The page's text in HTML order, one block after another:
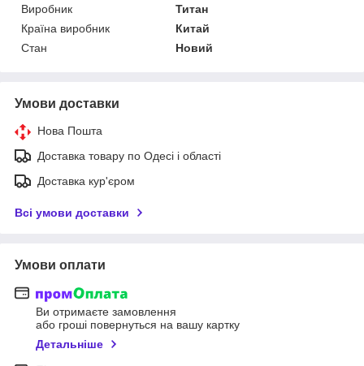
Виробник
Титан
Країна виробник
Китай
Стан
Новий
Умови доставки
Нова Пошта
Доставка товару по Одесі і області
Доставка кур'єром
Всі умови доставки
Умови оплати
Ви отримаєте замовлення
або гроші повернуться на вашу картку
Детальніше